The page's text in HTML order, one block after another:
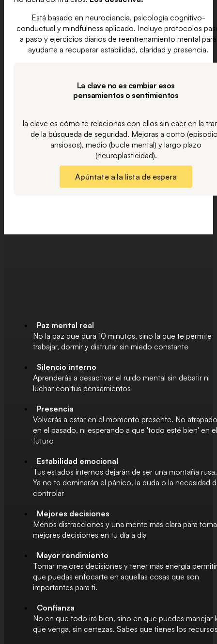
Está basado en neurociencia, psicología cognitivo-
conductual y mindfulness aplicado. Incluye protocolos
a paso y ejercicios diarios de reentrenamiento mental para
ayudarte a recuperar estabilidad, claridad y presencia.
La clave no es cambiar esos
pensamientos o sentimientos
la clave es cómo te relacionas con ellos sin caer en la
de la búsqueda de seguridad. Mejoras a corto
ansiosos), medio (bucle mental) y largo plazo
(neuroplasticidad).
Apúntate a la lista de espera
Paz mental real
No la paz que dura 10 minutos, sino la que te permite
trabajar, dormir y disfrutar sin miedo constante
Silencio interno
Aprenderás a desactivar el ruido mental sin debatir ni
luchar con tus pensamientos
Presencia
Volverás a estar en el momento presente. No atrapado
en el pasado, ni esperando a que 'todo esté bien' en el
futuro
Estabilidad emocional
Tus estados internos dejarán de ser una montaña rusa.
Ya no te dominarán el pánico, la duda o la necesidad
controlar
Mejores decisiones
Menos distracciones y una mente más clara para
mejores decisiones en tu día a día
Mayor rendimiento
Tomar mejores decisiones y tener más energía
que puedas enfocarte en aquellas cosas que son
importantes para ti.
Confianza
No en que todo irá bien, sino en que puedes manejar
que venga, sin certezas. Sabes que tienes los